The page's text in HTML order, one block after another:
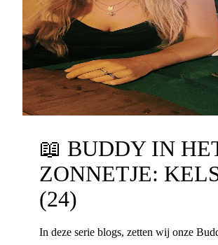
📖 BUDDY IN
ZONNETJE:
(24)
In deze serie blogs, zetten wij onze